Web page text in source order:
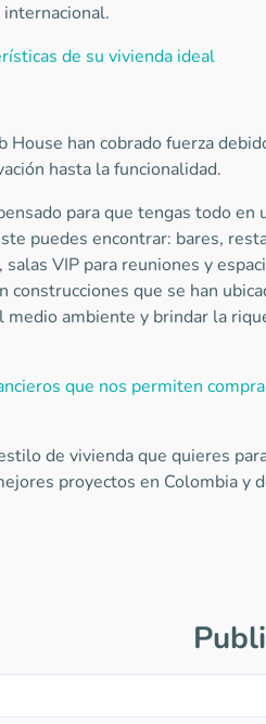
de su vivienda ideal
han cobrado fuerza
hasta la funcionalidad.
para que tengas todo en
puedes encontrar: bares,
VIP para reuniones y
que se han
ambiente y brindar la
que nos permiten
de vivienda que quieres
proyectos en Colombia y